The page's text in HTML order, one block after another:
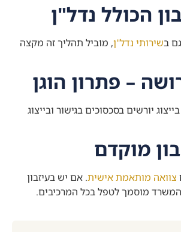
הכולל נדל"ן
בשירותי נדל"ן, מוביל תהליך זה מקצה
– פתרון הוגן
יורשים בסכסוכים בגישור ובייצוג
מוקדם
צוואה מותאמת אישית. אם יש בעיזבון
מוסמך לטפל בכל המרכיבים.